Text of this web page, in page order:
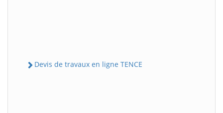
Devis de travaux en ligne TENCE